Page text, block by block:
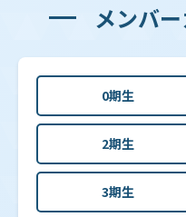
【hBP07】ブースタ
【hBP06】ブースタ
ン」
メンバ
0期生
2期生
3期生